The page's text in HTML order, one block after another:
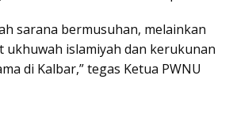
sarana bermusuhan, melainkan
ukhuwah islamiyah dan kerukunan
di Kalbar,” tegas Ketua PWNU